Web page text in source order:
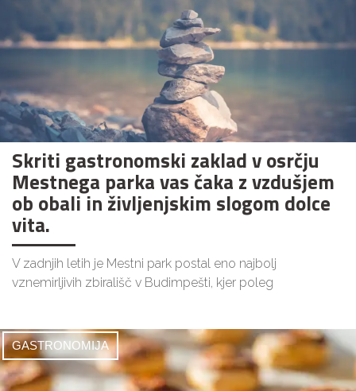
Skriti gastronomski zaklad v osrčju
Mestnega parka vas čaka z vzdušjem
ob obali in življenjskim slogom dolce
vita.
V zadnjih letih je Mestni park postal eno najbolj
vznemirljivih zbirališč v Budimpešti, kjer poleg
GASTRONOMIJA